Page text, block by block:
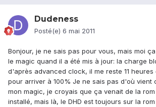
Dudeness
Posté(e) 6 mai 2011
Bonjour, je ne sais pas pour vous, mais moi
le magic quand il a été mis à jour: la charge
d'après advanced clock, il me reste 11
pour arriver à 100% Je ne sais pas d'où vient
mon magic, je croyais que ça venait de la
installé, mais là, le DHD est toujours sur la rom